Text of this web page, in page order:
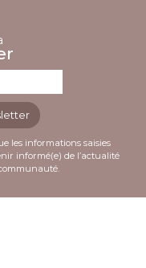
les informations saisies
informé(e) de l’actualité